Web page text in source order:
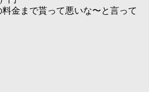
金まで貰って悪いな〜と言って